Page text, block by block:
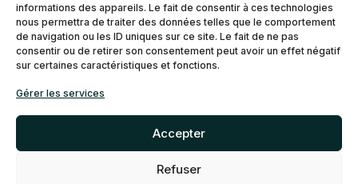
informations des appareils. Le fait de consentir à ces technologies
nous permettra de traiter des données telles que le comportement
de navigation ou les ID uniques sur ce site. Le fait de ne pas
consentir ou de retirer son consentement peut avoir un effet négatif
sur certaines caractéristiques et fonctions.
Gérer les services
Accepter
Refuser
Politiques d’annulation et
de remboursement
Politique de cookies (CA)
©2026 Réseau Capital. Tous